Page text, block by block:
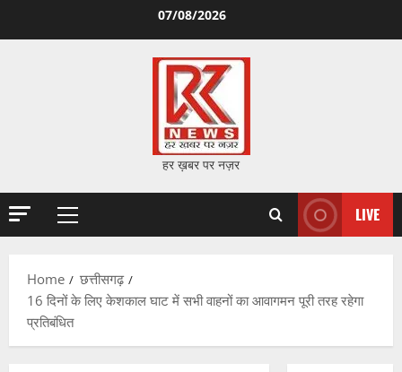
07/08/2026
हर ख़बर पर नज़र
Primary
LIVE
Home
छत्तीसगढ़
16 दिनों के लिए केशकाल घाट में सभी वाहनों का आवागमन पूरी तरह रहेगा
प्रतिबंधित